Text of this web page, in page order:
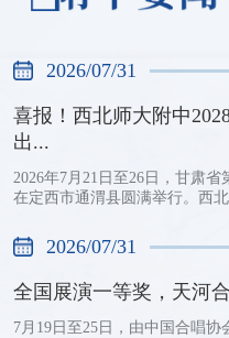
2026/07/31
喜报！西北师大附中
出...
2026年7月21日至26日，甘肃
在定西市通渭县圆满举行。西
2026/07/31
全国展演一等奖，天河
7月19日至25日，由中国合唱协